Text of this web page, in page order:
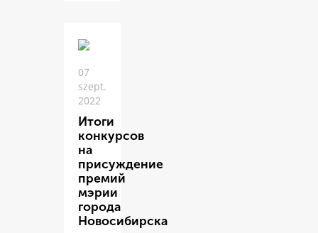
07
szept.
2022
Итоги
конкурсов
на
присуждение
премий
мэрии
города
Новосибирска